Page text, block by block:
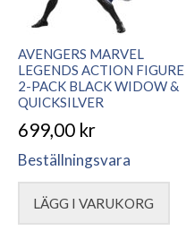
AVENGERS MARVEL
LEGENDS ACTION FIGURE
2-PACK BLACK WIDOW &
QUICKSILVER
699,00 kr
Beställningsvara
LÄGG I VARUKORG